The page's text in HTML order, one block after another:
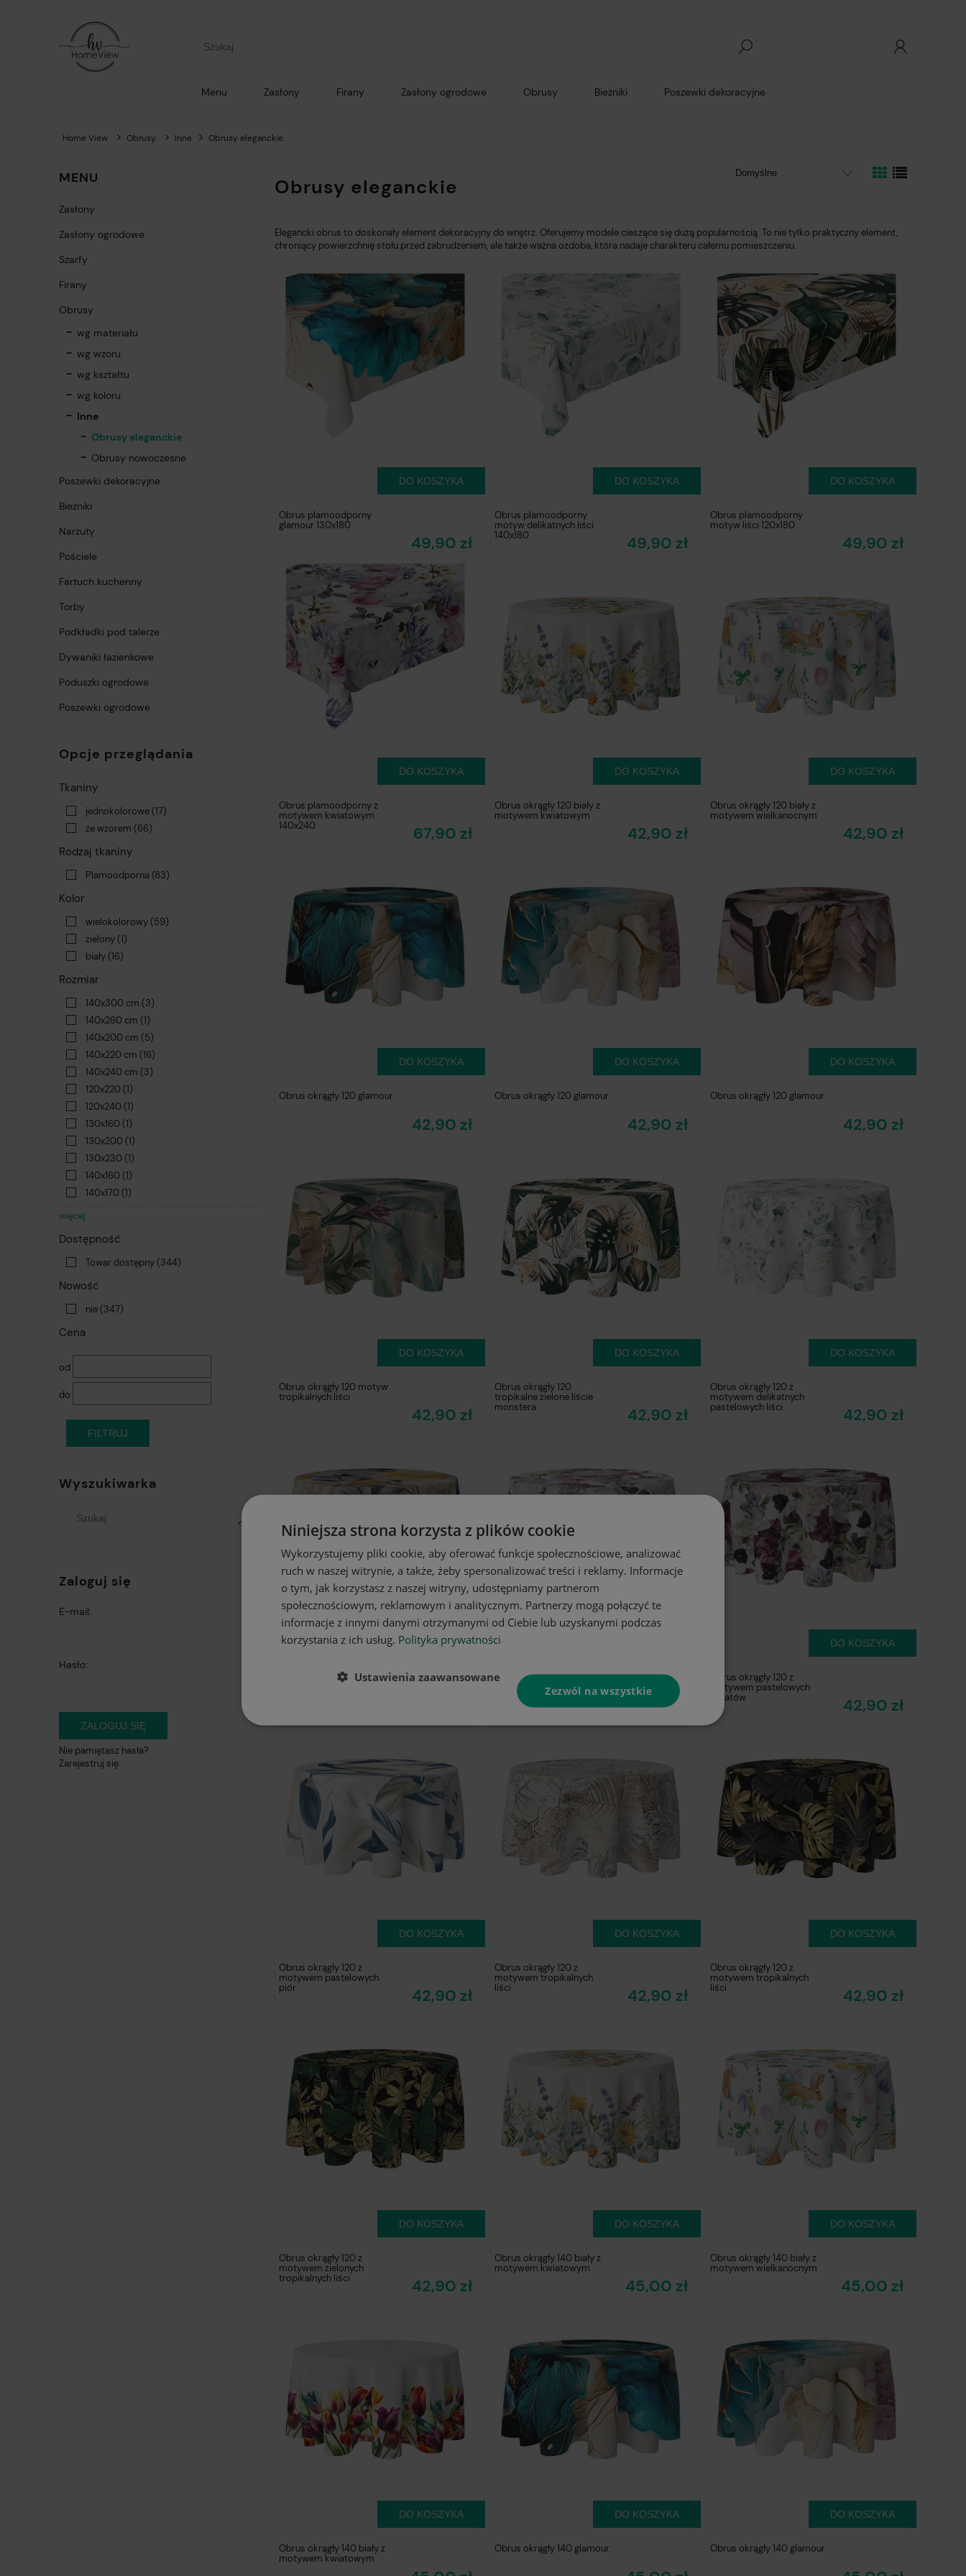
Menu Zasłony Firany Zasłony ogrodowe Obrusy Bieżniki Poszewki dekoracyjne
Home View Obrusy Inne Obrusy eleganckie
MENU
Zasłony
Zasłony ogrodowe
Szarfy
Firany
Obrusy
wg materiału
wg wzoru
wg kształtu
wg koloru
Inne
Obrusy eleganckie
Obrusy nowoczesne
Poszewki dekoracyjne
Bieżniki
Narzuty
Pościele
Fartuch kuchenny
Torby
Podkładki pod talerze
Dywaniki łazienkowe
Poduszki ogrodowe
Poszewki ogrodowe
Opcje przeglądania
Tkaniny
jednokolorowe (17)
ze wzorem (66)
Rodzaj tkaniny
Plamoodporna (83)
Kolor
wielokolorowy (59)
zielony (1)
biały (16)
Rozmiar
140x300 cm (3)
140x260 cm (1)
140x200 cm (5)
140x220 cm (16)
140x240 cm (3)
120x220 (1)
120x240 (1)
130x160 (1)
130x200 (1)
130x230 (1)
140x160 (1)
140x170 (1)
więcej
Dostępność
Towar dostępny (344)
Cena
od
do
FILTRUJ
Nowość
nie (347)
Wyszukiwarka
Zaloguj się
E-mail:
Hasło:
ZALOGUJ SIĘ
Nie pamiętasz hasła?
Zarejestruj się
Obrusy eleganckie
Elegancki obrus to doskonały element dekoracyjny do wnętrz. Oferujemy modele cieszące się dużą popularnością. To nie tylko praktyczny element,
chroniący powierzchnię stołu przed zabrudzeniem, ale także ważna ozdoba, która nadaje charakteru całemu pomieszczeniu.
Obrus plamoodporny
glamour 130x180
49,90 zł
DO KOSZYKA
Obrus plamoodporny
motyw delikatnych liści
140x180
49,90 zł
DO KOSZYKA
Obrus plamoodporny
motyw liści 120x180
49,90 zł
DO KOSZYKA
Obrus plamoodporny z
motywem kwiatowym
140x240
67,90 zł
DO KOSZYKA
Obrus okrągły 120 biały z
motywem kwiatowym
42,90 zł
DO KOSZYKA
Obrus okrągły 120 biały z
motywem wielkanocnym
42,90 zł
DO KOSZYKA
Obrus okrągły 120 glamour
42,90 zł
DO KOSZYKA
Obrus okrągły 120 glamour
42,90 zł
DO KOSZYKA
Obrus okrągły 120 glamour
42,90 zł
DO KOSZYKA
Obrus okrągły 120 motyw
tropikalnych liści
42,90 zł
DO KOSZYKA
Obrus okrągły 120
tropikalne zielone liście
monstera
42,90 zł
DO KOSZYKA
Obrus okrągły 120 z
motywem delikatnych
pastelowych liści
42,90 zł
DO KOSZYKA
Obrus okrągły 120 z
DO KOSZYKA
Obrus okrągły 120 z
motywem pastelowych
kwiatów
42,90 zł
Obrus okrągły 120 z
motywem pastelowych
kwiatów
42,90 zł
DO KOSZYKA
Obrus okrągły 120 z
motywem pastelowych
piór
42,90 zł
DO KOSZYKA
Obrus okrągły 120 z
motywem tropikalnych
liści
42,90 zł
DO KOSZYKA
Obrus okrągły 120 z
motywem tropikalnych
liści
42,90 zł
DO KOSZYKA
Obrus okrągły 120 z
motywem zielonych
tropikalnych liści
42,90 zł
DO KOSZYKA
Obrus okrągły 140 biały z
motywem kwiatowym
45,00 zł
DO KOSZYKA
Obrus okrągły 140 biały z
motywem wielkanocnym
45,00 zł
DO KOSZYKA
Obrus okrągły 140 biały z
motywem kwiatowym
DO KOSZYKA
Obrus okrągły 140 glamour
DO KOSZYKA
Obrus okrągły 140 glamour
DO KOSZYKA
Niniejsza strona korzysta z plików cookie
Wykorzystujemy pliki cookie, aby oferować funkcje społecznościowe, analizować
ruch w naszej witrynie, a także, żeby spersonalizować treści i reklamy. Informacje
o tym, jak korzystasz z naszej witryny, udostępniamy partnerom
społecznościowym, reklamowym i analitycznym. Partnerzy mogą połączyć te
informacje z innymi danymi otrzymanymi od Ciebie lub uzyskanymi podczas
korzystania z ich usług. Polityka prywatności
Zezwól na wszystkie
Ustawienia zaawansowane